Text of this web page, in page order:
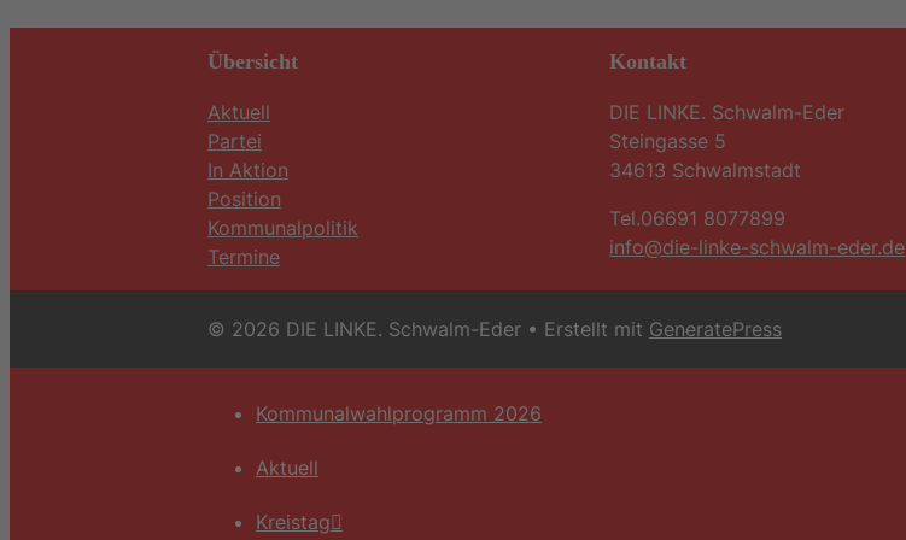
Übersicht
Aktuell
Partei
In Aktion
Position
Kommunalpolitik
Termine
Kontakt
DIE LINKE. Schwalm-Eder
Steingasse 5
34613 Schwalmstadt
Tel.06691 8077899
info@die-linke-schwalm-eder.de
© 2026 DIE LINKE. Schwalm-Eder • Erstellt mit GeneratePress
Kommunalwahlprogramm 2026
Aktuell
Kreistag